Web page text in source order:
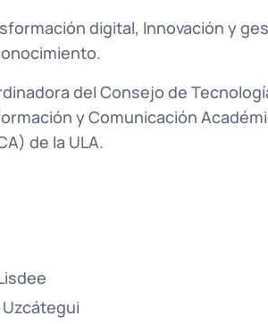
digital, Innovación y
del Consejo de
y Comunicación
de la ULA.